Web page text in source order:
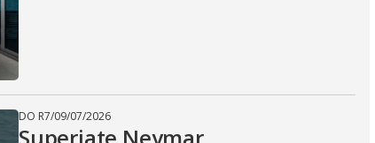
DO R7/09/07/2026